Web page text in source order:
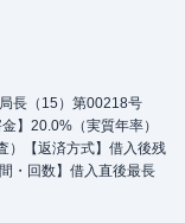
長（15）第00218号
】20.0%（実質年率）
）【返済方式】借入後残
・回数】借入直後最長